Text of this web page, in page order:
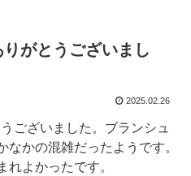
がとうございまし
2025.02.26
ございました。ブランシュ
かの混雑だったようです。
れよかったです。